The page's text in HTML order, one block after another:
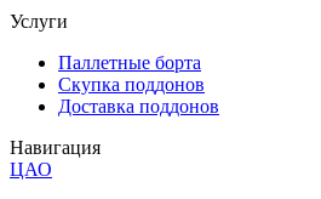
Услуги
Паллетные борта
Скупка поддонов
Доставка поддонов
Навигация
ЦАО